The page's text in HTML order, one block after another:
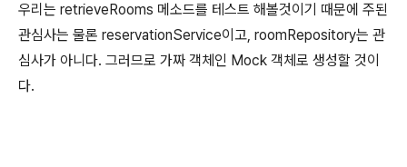
우리는 retrieveRooms 메소드를 테스트 해볼것이기 때문에 주된
관심사는 물론 reservationService이고, roomRepository는 관
심사가 아니다. 그러므로 가짜 객체인 Mock 객체로 생성할 것이
다.